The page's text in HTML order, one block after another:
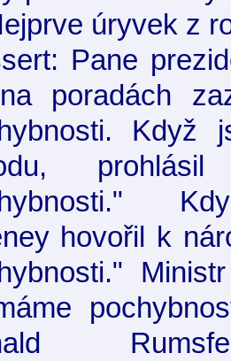
úryvek z
Pane
poradách
Když
hovořil k